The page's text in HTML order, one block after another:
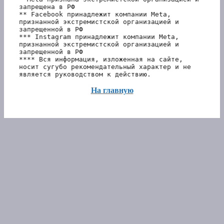
запрещена в РФ
** Facebook принадлежит компании Meta,
признанной экстремистской организацией и
запрещенной в РФ
*** Instagram принадлежит компании Meta,
признанной экстремистской организацией и
запрещенной в РФ
**** Вся информация, изложенная на сайте,
носит сугубо рекомендательный характер и не
является руководством к действию.
На главную